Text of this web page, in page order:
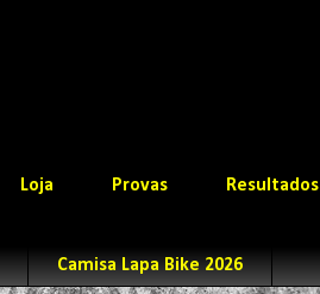
Loja Provas Resultados
Camisa Lapa Bike 2026